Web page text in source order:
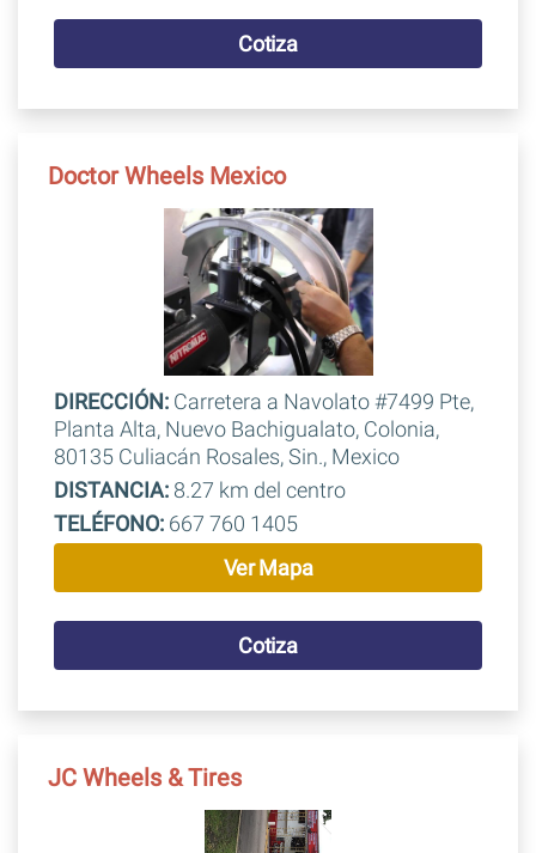
Cotiza
Doctor Wheels Mexico
DIRECCIÓN:Carretera a Navolato #7499 Pte,
Planta Alta, Nuevo Bachigualato, Colonia,
80135 Culiacán Rosales, Sin., Mexico
DISTANCIA:8.27 km del centro
TELÉFONO:667 760 1405
Ver Mapa
Cotiza
JC Wheels & Tires